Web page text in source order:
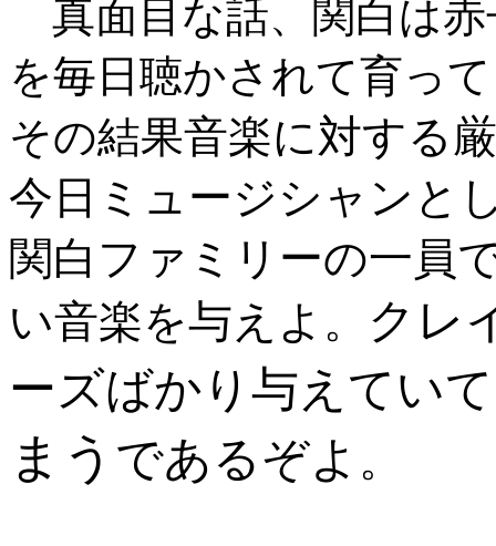
真面目な話、関白は
を毎日聴かされて育っ
その結果音楽に対する
今日ミュージシャンと
関白ファミリーの一員
い音楽を与えよ。 クレ
ーズばかり与えてい
まう であるぞよ 。